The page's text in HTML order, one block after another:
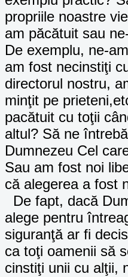
propriile noastre
am păcătuit sau
De exemplu, ne-
am fost necinstiţi
directorul nostru,
minţit pe
pacătuit cu toţii
altul? Să ne
Dumnezeu Cel
Sau am fost noi
că alegerea a fost
De fapt, dacă
alege pentru
siguranţă ar fi
ca toţi oamenii să
cinstiţi unii cu alţii,